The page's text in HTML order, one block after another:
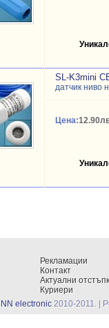
SL-K3mini
датчик ниво
Цена:
Рекламации
Контакт
Актуални
Куриери
NN electronic 2010-2011. |